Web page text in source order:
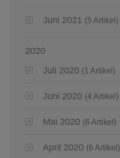
Juni 2021 (5 Artikel)
2020
Juli 2020 (1 Artikel)
Juni 2020 (4 Artikel)
Mai 2020 (6 Artikel)
April 2020 (6 Artikel)